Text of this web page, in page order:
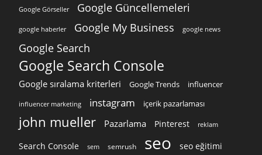
Google Görseller Google Güncellemeleri
google haberler Google My Business google news
Google Search
Google Search Console
Google sıralama kriterleri Google Trends influencer
influencer marketing instagram içerik pazarlaması
john mueller Pazarlama Pinterest reklam
Search Console sem semrush seo seo eğitimi